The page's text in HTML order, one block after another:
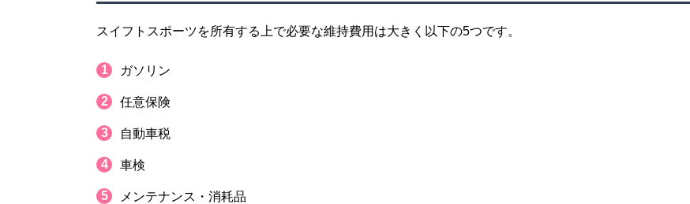
スイフトスポーツを所有する上で必要な維持費用は大きく以下の5つです。
ガソリン
任意保険
自動車税
車検
メンテナンス・消耗品